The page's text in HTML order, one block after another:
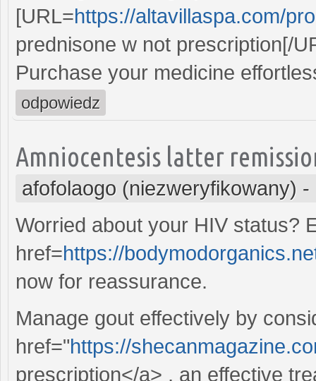
[URL=https://altavillaspa.com/
prednisone w not prescription[/
Purchase your medicine
odpowiedz
Amniocentesis latter
afofolaogo (niezweryfikowany) -
Worried about your HIV status?
href=https://
now for reassurance.
Manage gout effectively by
href="https://
prescription</a> , an effective